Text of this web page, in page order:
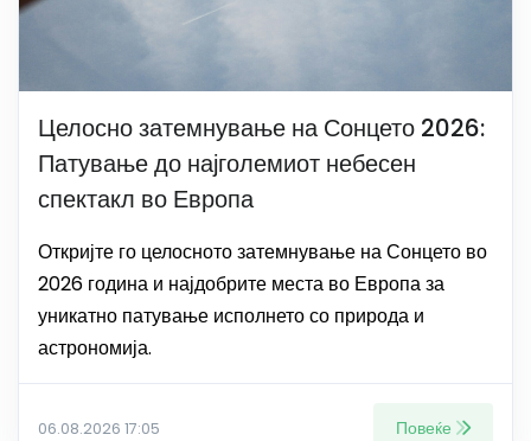
Целосно затемнување на Сонцето 2026:
Патување до најголемиот небесен
спектакл во Европа
Откријте го целосното затемнување на Сонцето во
2026 година и најдобрите места во Европа за
уникатно патување исполнето со природа и
астрономија.
06.08.2026 17:05 Повеќе